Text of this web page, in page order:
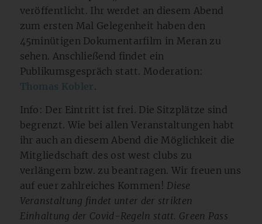
veröffentlicht. Ihr werdet an diesem Abend
zum ersten Mal Gelegenheit haben den
45minütigen Dokumentarfilm in Meran zu
sehen. Anschließend findet ein
Publikumsgespräch statt. Moderation:
Thomas Kobler.
Info: Der Eintritt ist frei. Die Sitzplätze sind
begrenzt. Wie bei allen Veranstaltungen habt
ihr auch an diesem Abend die Möglichkeit die
Mitgliedschaft des ost west clubs zu
verlängern bzw. zu beantragen. Wir freuen uns
auf euer zahlreiches Kommen! Diese
Veranstaltung findet unter der strikten
Einhaltung der Covid-Regeln statt. Green Pass